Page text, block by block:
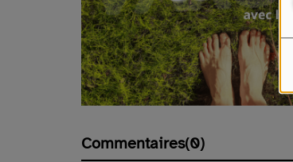
Commentaires(0)